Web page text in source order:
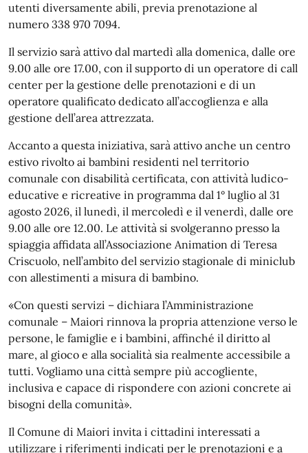
utenti diversamente abili, previa prenotazione al
numero 338 970 7094.
Il servizio sarà attivo dal martedì alla domenica, dalle ore
9.00 alle ore 17.00, con il supporto di un operatore di call
center per la gestione delle prenotazioni e di un
operatore qualificato dedicato all’accoglienza e alla
gestione dell’area attrezzata.
Accanto a questa iniziativa, sarà attivo anche un centro
estivo rivolto ai bambini residenti nel territorio
comunale con disabilità certificata, con attività ludico-
educative e ricreative in programma dal 1° luglio al 31
agosto 2026, il lunedì, il mercoledì e il venerdì, dalle ore
9.00 alle ore 12.00. Le attività si svolgeranno presso la
spiaggia affidata all’Associazione Animation di Teresa
Criscuolo, nell’ambito del servizio stagionale di miniclub
con allestimenti a misura di bambino.
«Con questi servizi – dichiara l’Amministrazione
comunale – Maiori rinnova la propria attenzione verso le
persone, le famiglie e i bambini, affinché il diritto al
mare, al gioco e alla socialità sia realmente accessibile a
tutti. Vogliamo una città sempre più accogliente,
inclusiva e capace di rispondere con azioni concrete ai
bisogni della comunità».
Il Comune di Maiori invita i cittadini interessati a
utilizzare i riferimenti indicati per le prenotazioni e a